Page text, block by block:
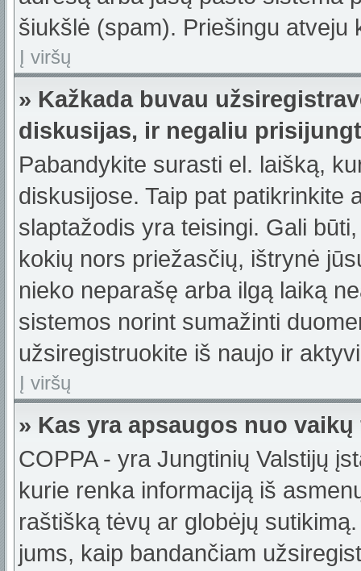
šiukšlė (spam). Priešingu atveju
Į viršų
» Kažkada buvau
diskusijas, ir negaliu
Pabandykite surasti el. laišką,
diskusijose. Taip pat patikrinkite
slaptažodis yra teisingi. Gali
kokių nors priežasčių, ištrynė
nieko neparašę arba ilgą laiką
sistemos norint sumažinti
užsiregistruokite iš naujo ir
Į viršų
» Kas yra apsaugos nuo
COPPA - yra Jungtinių Valstijų
kurie renka informaciją iš
raštišką tėvų ar globėjų
jums, kaip bandančiam